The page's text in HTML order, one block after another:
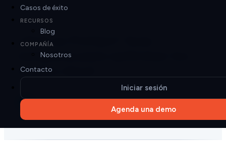
Casos de éxito
RECURSOS
Blog
COMPAÑÍA
Nosotros
Contacto
Iniciar sesión
Agenda una demo
¿Qué es FinOps? Guía
completa para optimizar los
costes cloud
TZ Tamires Zinetti